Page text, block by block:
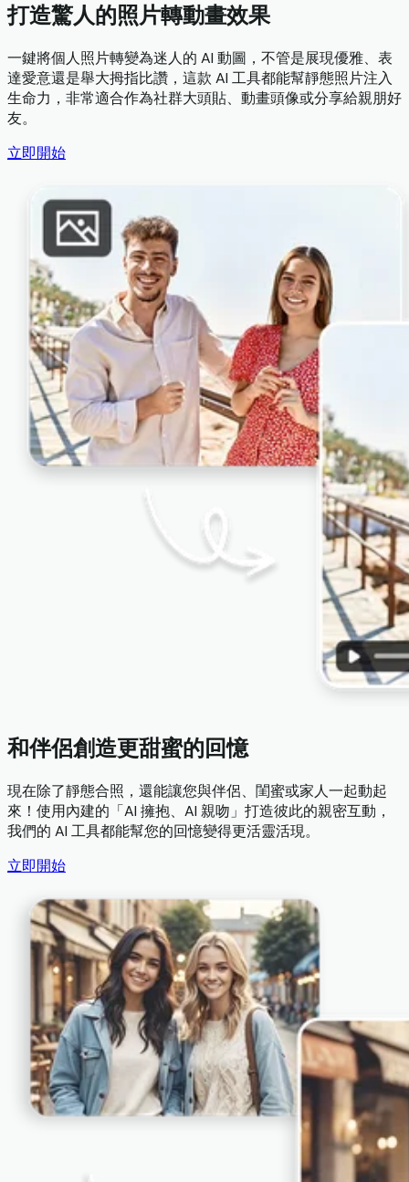
打造驚人的照片轉動畫效果
一鍵將個人照片轉變為迷人的 AI 動圖，不管是展現優雅、表
達愛意還是舉大拇指比讚，這款 AI 工具都能幫靜態照片注入
生命力，非常適合作為社群大頭貼、動畫頭像或分享給親朋好
友。
立即開始
和伴侶創造更甜蜜的回憶
現在除了靜態合照，還能讓您與伴侶、閨蜜或家人一起動起
來！使用內建的「AI 擁抱、AI 親吻」打造彼此的親密互動，
我們的 AI 工具都能幫您的回憶變得更活靈活現。
立即開始